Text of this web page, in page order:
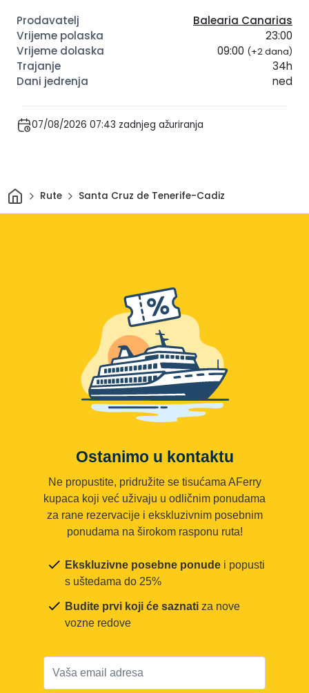
Balearia Canarias
23:00
09:00 (+2 dana)
34h
ned
07/08/2026 07:43 zadnjeg ažuriranja
DomRute Santa Cruz de Tenerife-Cadiz
Ostanimo u kontaktu
Ne propustite, pridružite se tisućama AFerry
kupaca koji već uživaju u odličnim ponudama
za rane rezervacije i ekskluzivnim posebnim
ponudama na širokom rasponu ruta!
Ekskluzivne posebne ponude i popusti
s uštedama do 25%
Budite prvi koji će saznati za nove
vozne redove